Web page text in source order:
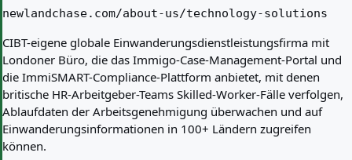
newlandchase.com/about-us/technology-solutions
CIBT-eigene globale Einwanderungsdienstleistungsfirma mit
Londoner Büro, die das Immigo-Case-Management-Portal und
die ImmiSMART-Compliance-Plattform anbietet, mit denen
britische HR-Arbeitgeber-Teams Skilled-Worker-Fälle verfolgen,
Ablaufdaten der Arbeitsgenehmigung überwachen und auf
Einwanderungsinformationen in 100+ Ländern zugreifen
können.